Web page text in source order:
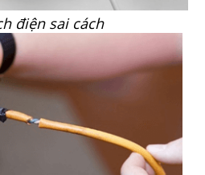
điện sai cách